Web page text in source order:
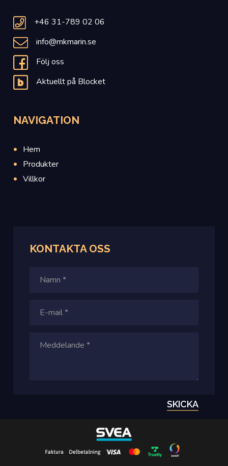
+46 31-789 02 06
info@mkmarin.se
Följ oss
Aktuellt på Blocket
NAVIGATION
Hem
Produkter
Villkor
KONTAKTAOSS
SKICKA